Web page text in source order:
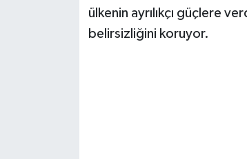
ülkenin ayrılıkçı güçlere
belirsizliğini koruyor.